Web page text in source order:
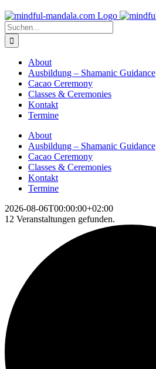
Zum
Inhalt
springen
Suche
nach:
About
Ausbildung – Shamanic Guidance
Cacao Ceremony
Classes & Ceremonies
Kontakt
Termine
About
Ausbildung – Shamanic Guidance
Cacao Ceremony
Classes & Ceremonies
Kontakt
Termine
2026-08-06T00:00:00+02:00
12 Veranstaltungen gefunden.